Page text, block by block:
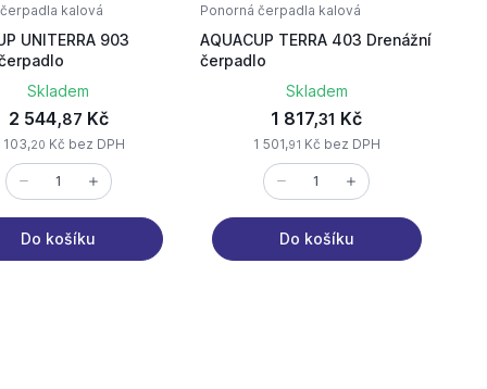
kalová
UNITERRA 903
Skladem
2 544,87 Kč
103,20 Kč bez DPH
Do košíku
Ponorná čerpadla kalová
AQUACUP TERRA 403 Drenážní
čerpadlo
Skladem
1 817,31 Kč
1 501,91 Kč bez DPH
Do košíku